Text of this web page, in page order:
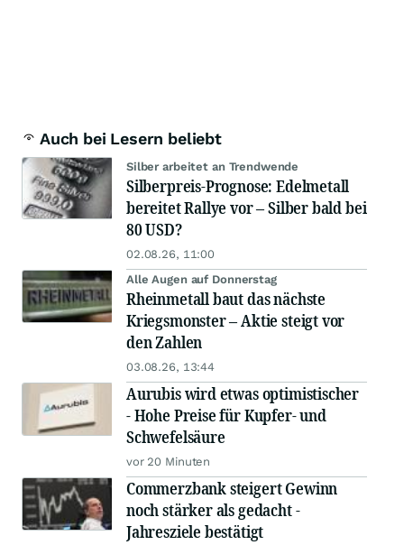
Auch bei Lesern beliebt
Silber arbeitet an Trendwende
Silberpreis-Prognose: Edelmetall
bereitet Rallye vor – Silber bald bei
80 USD?
02.08.26, 11:00
Alle Augen auf Donnerstag
Rheinmetall baut das nächste
Kriegsmonster – Aktie steigt vor
den Zahlen
03.08.26, 13:44
Aurubis wird etwas optimistischer
- Hohe Preise für Kupfer- und
Schwefelsäure
vor 20 Minuten
Commerzbank steigert Gewinn
noch stärker als gedacht -
Jahresziele bestätigt